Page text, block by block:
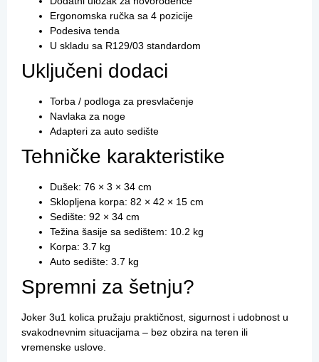
Ergonomska ručka sa 4 pozicije
Podesiva tenda
U skladu sa R129/03 standardom
Uključeni dodaci
Torba / podloga za presvlačenje
Navlaka za noge
Adapteri za auto sedište
Tehničke karakteristike
Dušek: 76 × 3 × 34 cm
Sklopljena korpa: 82 × 42 × 15 cm
Sedište: 92 × 34 cm
Težina šasije sa sedištem: 10.2 kg
Korpa: 3.7 kg
Auto sedište: 3.7 kg
Spremni za šetnju?
Joker 3u1 kolica pružaju praktičnost, sigurnost i udobnost u
svakodnevnim situacijama – bez obzira na teren ili
vremenske uslove.